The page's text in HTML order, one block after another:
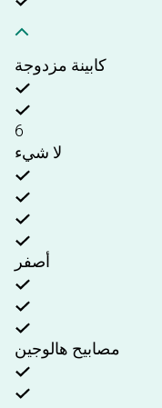
كابينة مزدوجة
6
لا شيء
أصفر
مصابيح هالوجين